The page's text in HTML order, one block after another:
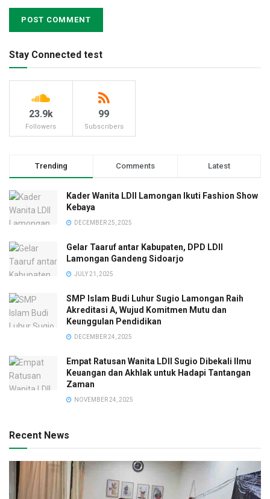
Stay Connected test
23.9k
Followers
99
Subscribers
Trending Comments Latest
Kader Wanita LDII Lamongan Ikuti Fashion Show
Kebaya
DECEMBER 25, 2025
Gelar Taaruf antar Kabupaten, DPD LDII
Lamongan Gandeng Sidoarjo
JULY 21, 2025
SMP Islam Budi Luhur Sugio Lamongan Raih
Akreditasi A, Wujud Komitmen Mutu dan
Keunggulan Pendidikan
DECEMBER 24, 2025
Empat Ratusan Wanita LDII Sugio Dibekali Ilmu
Keuangan dan Akhlak untuk Hadapi Tantangan
Zaman
NOVEMBER 24, 2025
Recent News